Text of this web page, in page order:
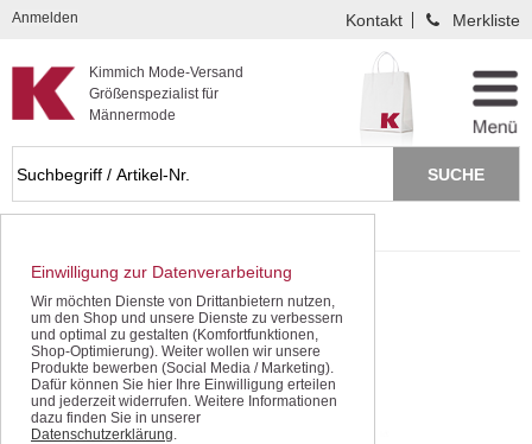
Kompletten Head der Seite überspringen
Kimmich Mode-Versand
Größenspezialist für
Männermode
Anmelden Kontakt Merkliste
Einwilligung zur Datenverarbeitung
Wir möchten Dienste von Drittanbietern nutzen,
um den Shop und unsere Dienste zu verbessern
und optimal zu gestalten (Komfortfunktionen,
Shop-Optimierung). Weiter wollen wir unsere
Produkte bewerben (Social Media / Marketing).
Dafür können Sie hier Ihre Einwilligung erteilen
und jederzeit widerrufen. Weitere Informationen
dazu finden Sie in unserer
Datenschutzerklärung.